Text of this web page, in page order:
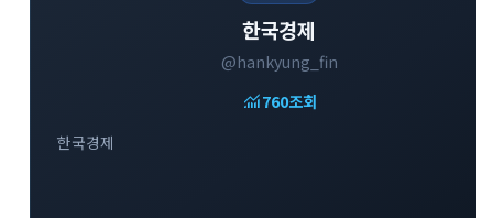
한국경제
@hankyung_fin
monitoring760조회
한국경제